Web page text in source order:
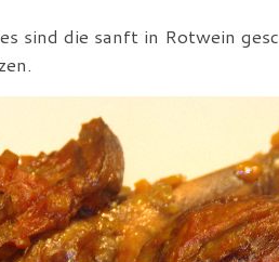
sind die sanft in Rotwein